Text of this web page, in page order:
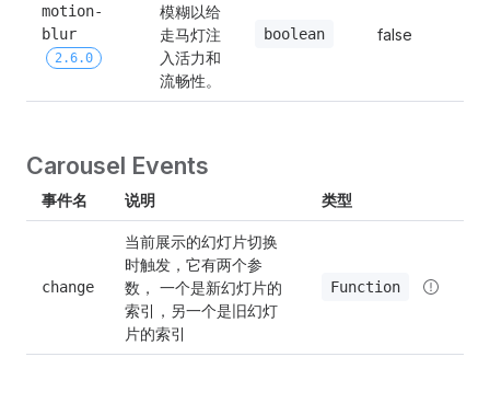
motion-
blur
2.6.0
模糊以给
走马灯注
入活力和
流畅性。
boolean false
Carousel Events
事件名 说明 类型
change
当前展示的幻灯片切换
时触发，它有两个参
数， 一个是新幻灯片的
索引，另一个是旧幻灯
片的索引
Function